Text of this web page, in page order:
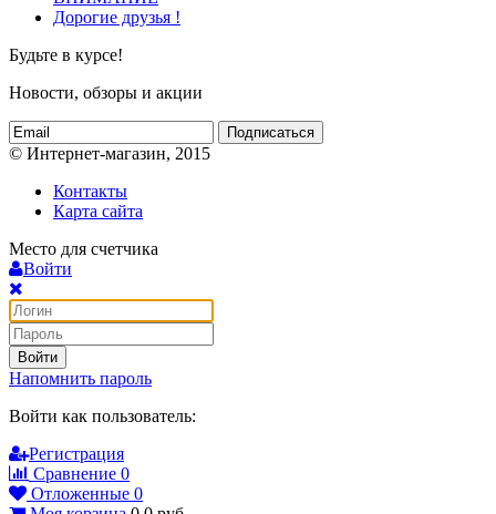
Дорогие друзья !
Будьте в курсе!
Новости, обзоры и акции
Подписаться
© Интернет-магазин, 2015
Контакты
Карта сайта
Место для счетчика
Войти
Войти
Напомнить пароль
Войти как пользователь:
Регистрация
Сравнение 0
Отложенные 0